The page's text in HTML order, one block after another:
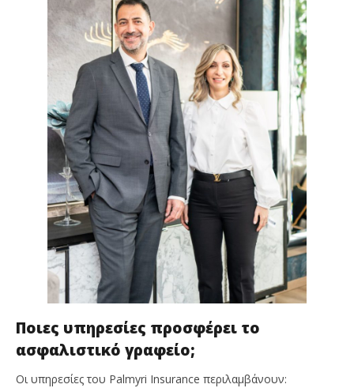
Ποιες υπηρεσίες προσφέρει το
ασφαλιστικό γραφείο;
Οι υπηρεσίες του Palmyri Insurance περιλαμβάνουν: